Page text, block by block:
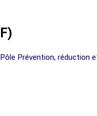
Prévention, réduction